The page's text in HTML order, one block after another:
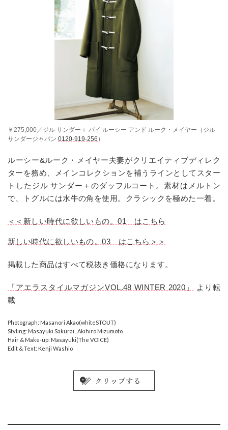
￥275,000／ジル サンダー＋ バイ ルーシー アンド ルーク・メイヤー（ジル
サンダージャパン 0120-919-256 ）
ルーシー&ルーク・メイヤー夫妻がクリエイティブディレク
ターを務め、メインコレクションを補うラインとしてスター
トしたジル サンダー＋のダッフルコート。素材はメルトン
で、トグルには水牛の角を使用。クラシックを極めた一着。
＜＜新しい時代に欲しいもの。01 はこちら
新しい時代に欲しいもの。03 はこちら＞＞
掲載した商品はすべて税抜き価格になります。
「アエラスタイルマガジンVOL.48 WINTER 2020」
より転
載
Photograph: Masanori Akao(whiteSTOUT)
Styling: Masayuki Sakurai , Akihiro Mizumoto
Hair & Make-up: Masayuki(The VOICE)
Edit & Text: Kenji Washio